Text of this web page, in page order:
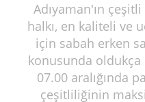
Adıyaman'ın
halkı, en kaliteli ve
için sabah erken
konusunda
07.00 aralığında
çeşitliliğinin